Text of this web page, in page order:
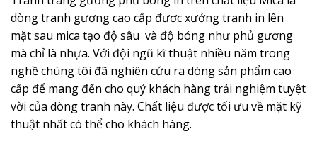
dòng tranh gương cao cấp đươc xưởng tranh in lên
mặt sau mica tạo độ sâu và độ bóng như phủ gương
mà chỉ là nhựa. Với đội ngũ kĩ thuật nhiều năm trong
nghề chúng tôi đã nghiên cứu ra dòng sản phẩm cao
cấp để mang đến cho quý khách hàng trải nghiệm tuyệt
vời của dòng tranh này. Chất liệu được tối ưu về mặt kỹ
thuật nhất có thể cho khách hàng.